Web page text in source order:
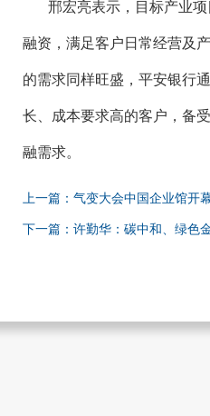
邢宏亮表示，目标产业
融资，满足客户日常经营及
的需求同样旺盛，平安银行
长、成本要求高的客户，备
融需求。
上一篇：气变大会中国企业馆开
下一篇：许勤华：碳中和、绿色